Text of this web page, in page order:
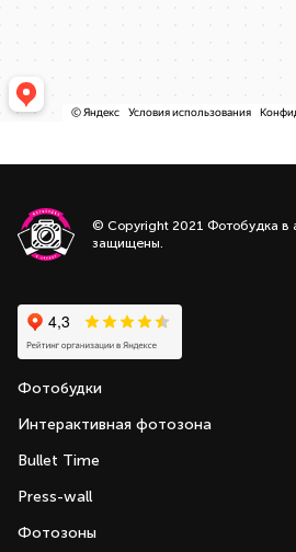
© Copyright 2021 Фотобудка в
защищены.
Фотобудки
Интерактивная фотозона
Bullet Time
Press-wall
Фотозоны